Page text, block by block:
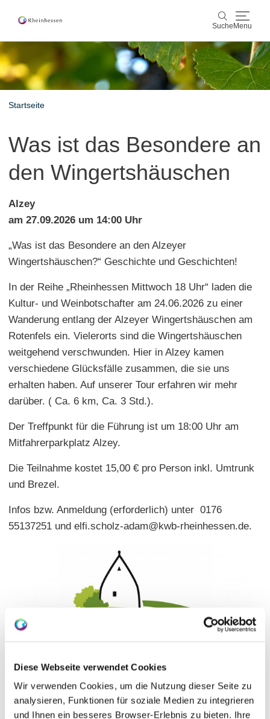
Diese Webseite verwendet Cookies
Wir verwenden Cookies, um die Nutzung dieser Seite zu
analysieren, Funktionen für soziale Medien zu integrieren
und Ihnen ein besseres Browser-Erlebnis zu bieten. Ihre
Suche Menu
Suche
Wein & Genuss
Veranstaltungen
Shop Rheinhessen-Blog
Startseite
Was ist das Besondere an
den Wingertshäuschen
Alzey
am 27.09.2026 um 14:00 Uhr
„Was ist das Besondere an den Alzeyer
Wingertshäuschen?“ Geschichte und Geschichten!
In der Reihe „Rheinhessen Mittwoch 18 Uhr“ laden die
Kultur- und Weinbotschafter am 24.06.2026 zu einer
Wanderung entlang der Alzeyer Wingertshäuschen am
Rotenfels ein. Vielerorts sind die Wingertshäuschen
weitgehend verschwunden. Hier in Alzey kamen
verschiedene Glücksfälle zusammen, die sie uns
erhalten haben. Auf unserer Tour erfahren wir mehr
darüber. ( Ca. 6 km, Ca. 3 Std.).
Der Treffpunkt für die Führung ist um 18:00 Uhr am
Mitfahrerparkplatz Alzey.
Die Teilnahme kostet 15,00 € pro Person inkl. Umtrunk
und Brezel.
Infos bzw. Anmeldung (erforderlich) unter 0176
55137251 und elfi.scholz-adam@kwb-rheinhessen.de.